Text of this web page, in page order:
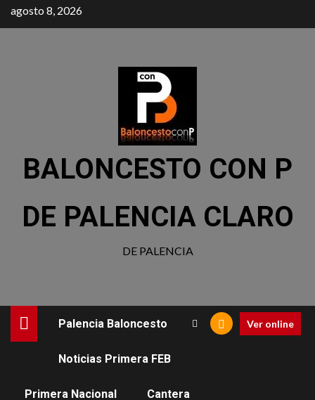
agosto 8, 2026
BALONCESTO CON P
DE PALENCIA CLARO
DE PALENCIA
Palencia Baloncesto
Noticias Primera FEB
Primera Nacional Cantera
Ver online